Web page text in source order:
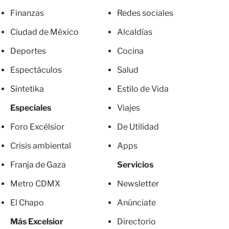
Finanzas
Ciudad de México
Deportes
Espectáculos
Sintetika
Especiales
Foro Excélsior
Crisis ambiental
Franja de Gaza
Metro CDMX
El Chapo
Más Excelsior
Redes sociales
Alcaldías
Cocina
Salud
Estilo de Vida
Viajes
De Utilidad
Apps
Servicios
Newsletter
Anúnciate
Directorio